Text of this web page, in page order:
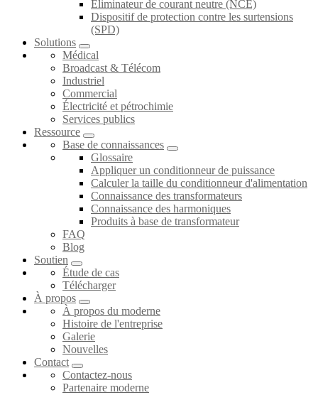
Éliminateur de courant neutre (NCE)
Dispositif de protection contre les surtensions
(SPD)
Solutions
Médical
Broadcast & Télécom
Industriel
Commercial
Électricité et pétrochimie
Services publics
Ressource
Base de connaissances
Glossaire
Appliquer un conditionneur de puissance
Calculer la taille du conditionneur d'alimentation
Connaissance des transformateurs
Connaissance des harmoniques
Produits à base de transformateur
FAQ
Blog
Soutien
Étude de cas
Télécharger
À propos
À propos du moderne
Histoire de l'entreprise
Galerie
Nouvelles
Contact
Contactez-nous
Partenaire moderne